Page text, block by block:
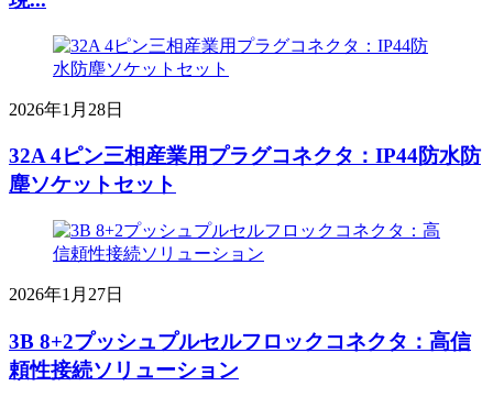
2026年1月28日
32A 4ピン三相産業用プラグコネクタ：IP44防水防
塵ソケットセット
2026年1月27日
3B 8+2プッシュプルセルフロックコネクタ：高信
頼性接続ソリューション